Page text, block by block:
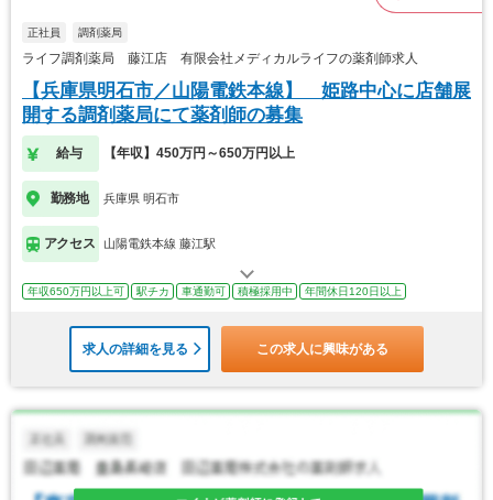
正社員 調剤薬局
ライフ調剤薬局 藤江店 有限会社メディカルライフの薬剤師求人
【兵庫県明石市／山陽電鉄本線】 姫路中心に店舗展
開する調剤薬局にて薬剤師の募集
給与 【年収】450万円～650万円以上
勤務地 兵庫県 明石市
アクセス 山陽電鉄本線 藤江駅
年収650万円以上可 駅チカ 車通勤可 積極採用中 年間休日120日以上
求人の詳細を見る この求人に興味がある